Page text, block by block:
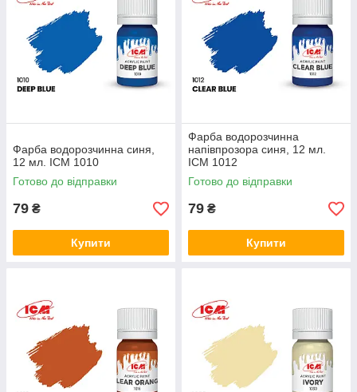
Фарба водорозчинна синя,
12 мл. ICM 1010
Готово до відправки
79 ₴
Купити
Фарба водорозчинна
напівпрозора синя, 12 мл.
ICM 1012
Готово до відправки
79 ₴
Купити